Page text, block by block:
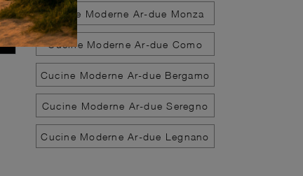
Cucine Moderne Ar-due Monza
Cucine Moderne Ar-due Como
Cucine Moderne Ar-due Bergamo
Cucine Moderne Ar-due Seregno
Cucine Moderne Ar-due Legnano